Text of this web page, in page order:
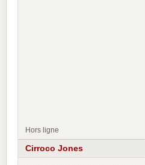
Hors ligne
Cirroco Jones